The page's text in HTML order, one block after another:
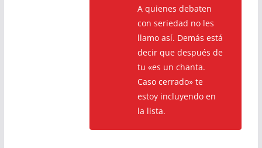
A quienes debaten
con seriedad no les
llamo así. Demás está
decir que después de
tu «es un chanta.
Caso cerrado» te
estoy incluyendo en
la lista.